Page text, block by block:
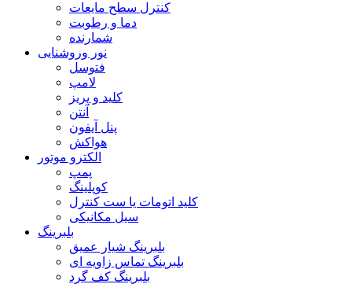
کنترل سطح مایعات
دما و رطوبت
شمارنده
نور وروشنایی
فتوسل
لامپ
کلید و پریز
آنتن
پنل آیفون
هواکش
الکترو موتور
پمپ
کوپلینگ
کلید اتومات یا ست کنترل
سیل مکانیکی
بلبرینگ
بلبرینگ شیار عمیق
بلبرینگ تماس زاویه ای
بلبرینگ کف گرد